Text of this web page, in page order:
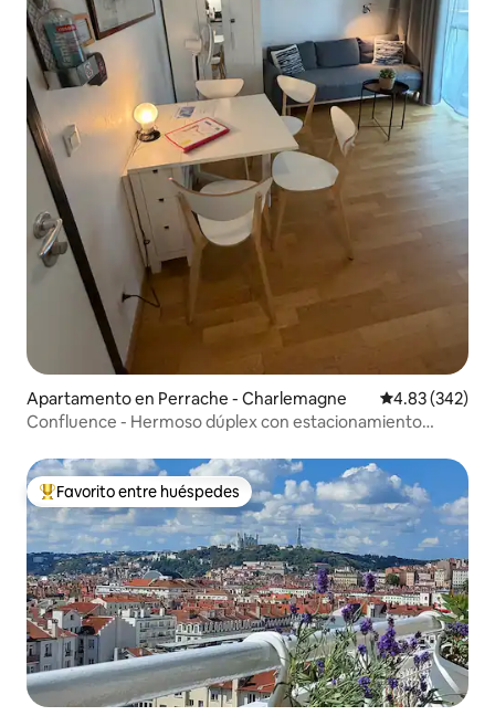
Apartamento en Perrache - Charlemagne Calificación
4.83 (342)
Confluence - Hermoso dúplex con estacionamiento
Favorito entre huéspedes preferido
Favorito entre huéspedes